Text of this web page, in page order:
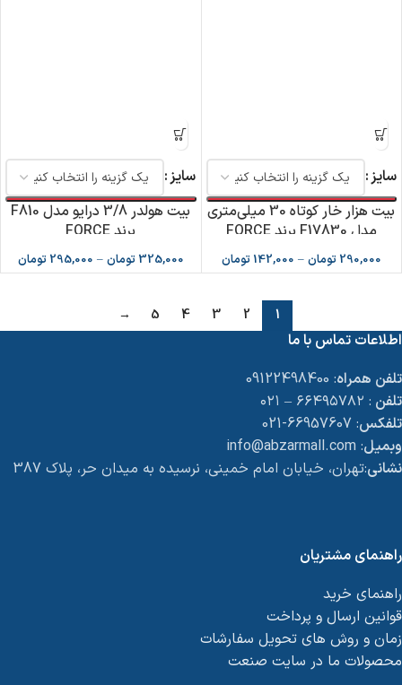
سایز
بیت هزار خار کوتاه 30 میلی‌متری
مدل F17830 برند FORCE
290,000 تومان –
142,000 تومان
سایز
بیت هولدر 3/8 درایو مدل F810
برند FORCE
325,000 تومان –
295,000 تومان
1
2
3
4
5
→
اطلاعات تماس با ما
تلفن همراه: 09122498400
تلفن : ۶۶۴۹۵۷۸۲ – ۰۲۱
تلفکس: 66957607-021
وبمیل: info@abzarmall.com
نشانی:تهران، خیابان امام خمینی، نرسیده به میدان حر، پلاک 387
راهنمای مشتریان
راهنمای خرید
قوانین ارسال و پرداخت
زمان و روش های تحویل سفارشات
محصولات ما در سایت صنعت